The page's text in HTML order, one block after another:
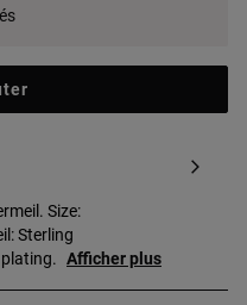
Size:
Sterling
Afficher plus